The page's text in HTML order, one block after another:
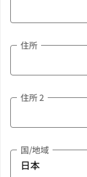
住所
住所 2
国/地域